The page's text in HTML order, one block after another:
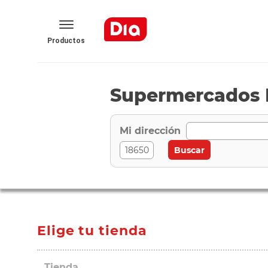
Productos
Supermercados
Mi dirección
Elige tu tienda